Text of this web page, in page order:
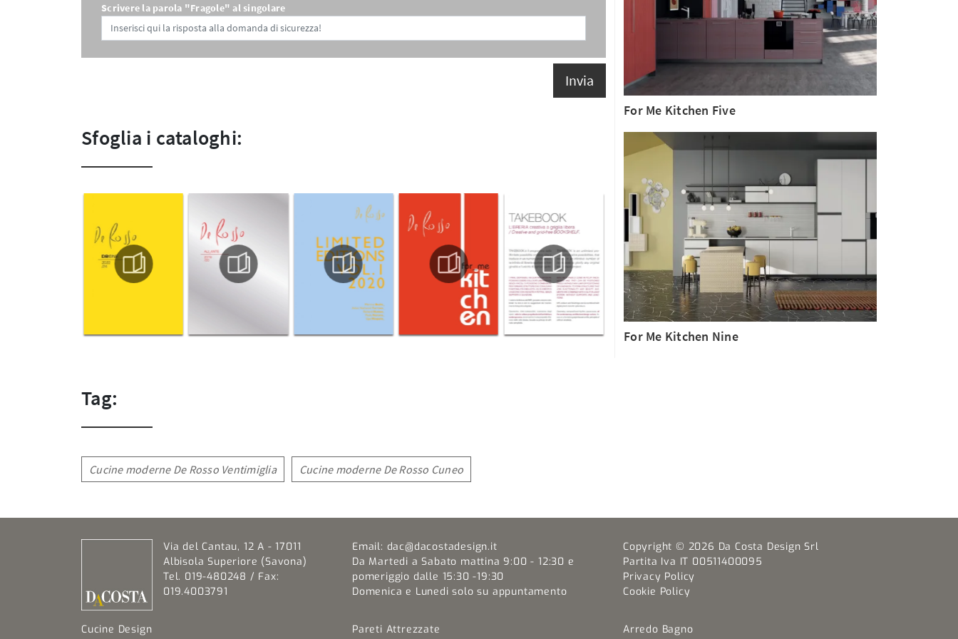
Scrivere la parola "Fragole" al singolare
Invia
Sfoglia i cataloghi:
For Me Kitchen Five
For Me Kitchen Nine
Tag:
Cucine moderne De Rosso Ventimiglia Cucine moderne De Rosso Cuneo
Via del Cantau, 12 A - 17011
Albisola Superiore (Savona)
Tel. 019-480248 / Fax:
019.4003791
Email: dac@dacostadesign.it
Da Martedi a Sabato mattina 9:00 - 12:30 e
pomeriggio dalle 15:30 -19:30
Domenica e Lunedi solo su appuntamento
Copyright © 2026 Da Costa Design Srl
Partita Iva IT 00511400095
Privacy Policy
Cookie Policy
Cucine Design
Pareti Attrezzate
Arredo Bagno